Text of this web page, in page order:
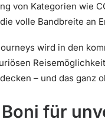
von Kategorien wie
volle Bandbreite an
wird in den
– und das ganz
für